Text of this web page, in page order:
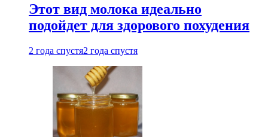
Этот вид молока идеально
подойдет для здорового похудения
2 года спустя2 года спустя